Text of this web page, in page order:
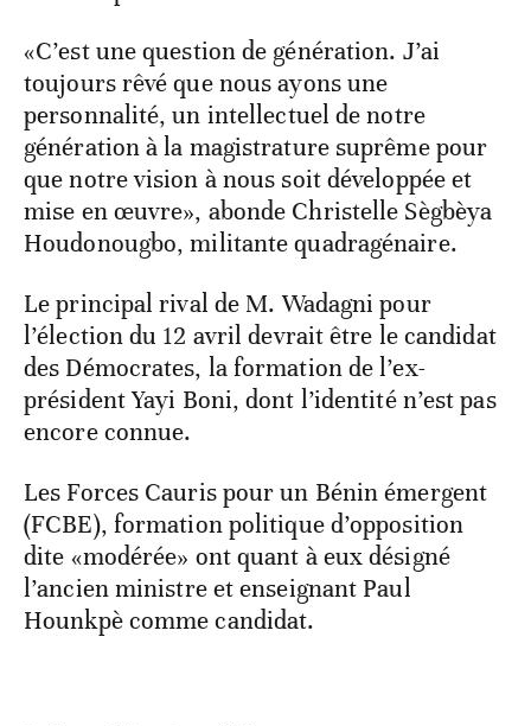
«C’est une question de génération. J’ai
toujours rêvé que nous ayons une
personnalité, un intellectuel de notre
génération à la magistrature suprême pour
que notre vision à nous soit développée et
mise en œuvre», abonde Christelle Sègbèya
Houdonougbo, militante quadragénaire.
Le principal rival de M. Wadagni pour
l’élection du 12 avril devrait être le candidat
des Démocrates, la formation de l’ex-
président Yayi Boni, dont l’identité n’est pas
encore connue.
Les Forces Cauris pour un Bénin émergent
(FCBE), formation politique d’opposition
dite «modérée» ont quant à eux désigné
l’ancien ministre et enseignant Paul
Hounkpè comme candidat.